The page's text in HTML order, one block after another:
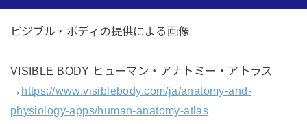
ビジブル・ボディの提供による画像
VISIBLE BODY ヒューマン・アナトミー・アトラス
→ https://www.visiblebody.com/ja/anatomy-and-
physiology-apps/human-anatomy-atlas